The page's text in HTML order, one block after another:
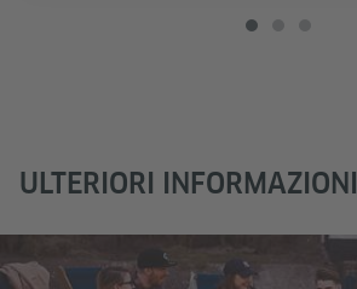
ULTERIORI INFORMAZIONI